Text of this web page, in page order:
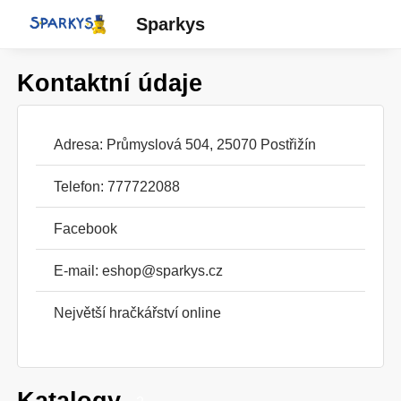
Sparkys
Kontaktní údaje
Adresa: Průmyslová 504, 25070 Postřižín
Telefon: 777722088
Facebook
E-mail: eshop@sparkys.cz
Největší hračkářství online